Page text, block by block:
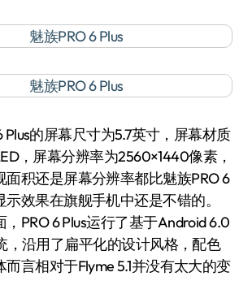
的屏幕尺寸为5.7英寸，屏幕材质
，屏幕分辨率为2560×1440像素，
面积还是屏幕分辨率都比魅族PRO 6
效果在旗舰手机中还是不错的。
PRO 6 Plus运行了基于Android 6.0
，沿用了扁平化的设计风格，配色
言相对于Flyme 5.1并没有太大的变